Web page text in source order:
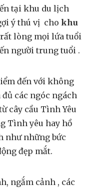
tại khu du lịch
ý thú vị cho khu
rất lòng mọi lứa tuổi
người trung tuổi .
đến với không
các ngóc ngách
cây cầu Tình Yêu
Tình yêu hay hồ
như những bức
đẹp mắt.
ngắm cảnh , các